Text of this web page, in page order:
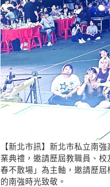
【新北市訊】新北市私立南
業典禮，邀請歷屆教職員、
春不散場」為主軸，邀請歷
的南強時光致敬。